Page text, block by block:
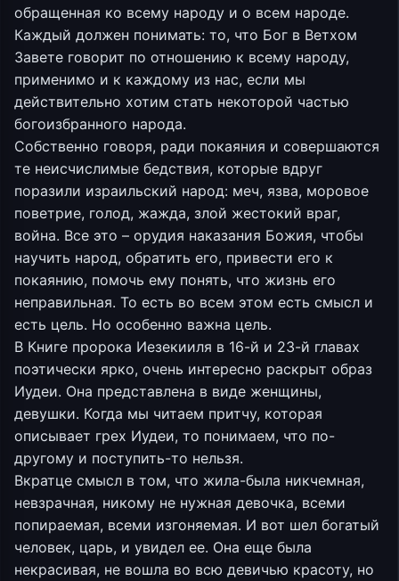
обращенная ко всему народу и о всем народе.
Каждый должен понимать: то, что Бог в Ветхом
Завете говорит по отношению к всему народу,
применимо и к каждому из нас, если мы
действительно хотим стать некоторой частью
богоизбранного народа.
Собственно говоря, ради покаяния и совершаются
те неисчислимые бедствия, которые вдруг
поразили израильский народ: меч, язва, моровое
поветрие, голод, жажда, злой жестокий враг,
война. Все это – орудия наказания Божия, чтобы
научить народ, обратить его, привести его к
покаянию, помочь ему понять, что жизнь его
неправильная. То есть во всем этом есть смысл и
есть цель. Но особенно важна цель.
В Книге пророка Иезекииля в 16-й и 23-й главах
поэтически ярко, очень интересно раскрыт образ
Иудеи. Она представлена в виде женщины,
девушки. Когда мы читаем притчу, которая
описывает грех Иудеи, то понимаем, что по-
другому и поступить-то нельзя.
Вкратце смысл в том, что жила-была никчемная,
невзрачная, никому не нужная девочка, всеми
попираемая, всеми изгоняемая. И вот шел богатый
человек, царь, и увидел ее. Она еще была
некрасивая, не вошла во всю девичью красоту, но